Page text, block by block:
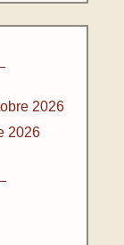
2026
2026